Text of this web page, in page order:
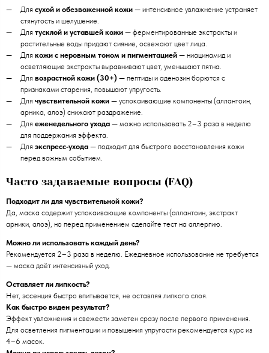
Для сухой и обезвоженной кожи — интенсивное увлажнение устраняет
стянутость и шелушение.
Для тусклой и уставшей кожи — ферментированные экстракты и
растительные воды придают сияние, освежают цвет лица.
Для кожи с неровным тоном и пигментацией — ниацинамид и
осветляющие экстракты выравнивают цвет, уменьшают пятна.
Для возрастной кожи (30+) — пептиды и аденозин борются с
признаками старения, повышают упругость.
Для чувствительной кожи — успокаивающие компоненты (аллантоин,
арника, алоэ) снижают раздражение.
Для еженедельного ухода — можно использовать 2–3 раза в неделю
для поддержания эффекта.
Для экспресс‑ухода — подходит для быстрого восстановления кожи
перед важным событием.
Часто задаваемые вопросы (FAQ)
Подходит ли для чувствительной кожи?
Да, маска содержит успокаивающие компоненты (аллантоин, экстракт
арники, алоэ), но перед применением сделайте тест на аллергию.
Можно ли использовать каждый день?
Рекомендуется 2–3 раза в неделю. Ежедневное использование не требуется
— маска даёт интенсивный уход.
Оставляет ли липкость?
Нет, эссенция быстро впитывается, не оставляя липкого слоя.
Как быстро виден результат?
Эффект увлажнения и свежести заметен сразу после первого применения.
Для осветления пигментации и повышения упругости рекомендуется курс из
4–6 масок.